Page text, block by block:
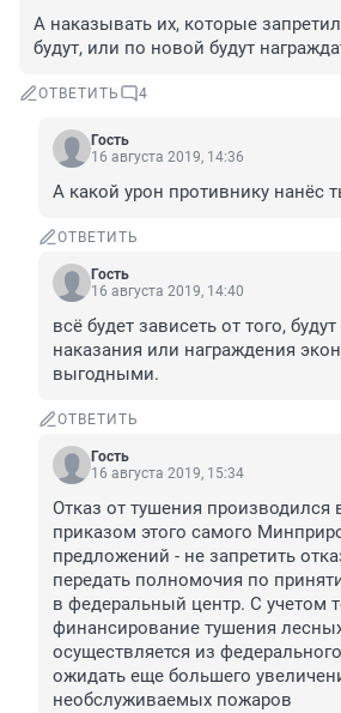
А наказывать их, которые
будут, или по новой будут
ОТВЕТИТЬ 4
Гость
16 августа 2019, 14:36
А какой урон противнику нанёс
ОТВЕТИТЬ
Гость
16 августа 2019, 14:40
всё будет зависеть от того,
наказания или награждения
выгодными.
ОТВЕТИТЬ
Гость
16 августа 2019, 15:34
Отказ от тушения производился
приказом этого самого
предложений - не запретить
передать полномочия по
в федеральный центр. С учетом
финансирование тушения
осуществляется из
ожидать еще большего
необслуживаемых пожаров